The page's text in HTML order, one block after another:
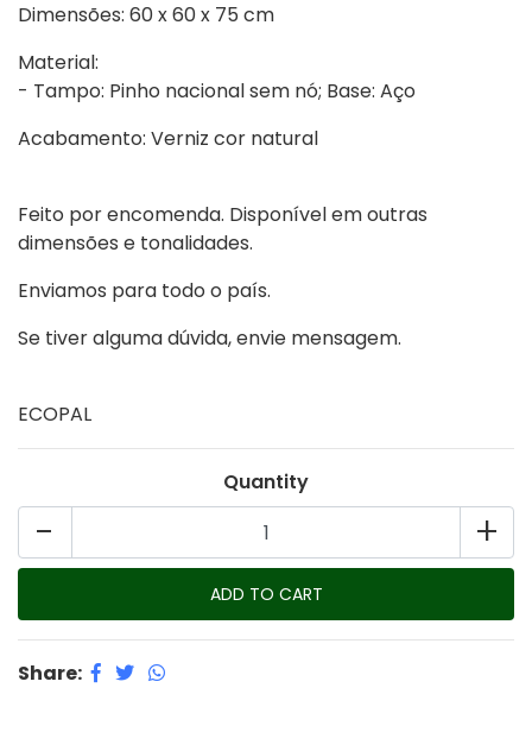
Dimensões: 60 x 60 x 75 cm
Material:
- Tampo: Pinho nacional sem nó; Base: Aço
Acabamento: Verniz cor natural
Feito por encomenda. Disponível em outras
dimensões e tonalidades.
Enviamos para todo o país.
Se tiver alguma dúvida, envie mensagem.
ECOPAL
Quantity
+
-
Share: